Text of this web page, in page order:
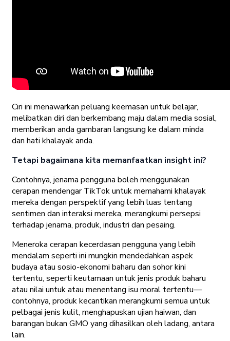
Ciri ini menawarkan peluang keemasan untuk belajar,
melibatkan diri dan berkembang maju dalam media sosial,
memberikan anda gambaran langsung ke dalam minda
dan hati khalayak anda.
Tetapi bagaimana kita memanfaatkan insight ini?
Contohnya, jenama pengguna boleh menggunakan
cerapan mendengar TikTok untuk memahami khalayak
mereka dengan perspektif yang lebih luas tentang
sentimen dan interaksi mereka, merangkumi persepsi
terhadap jenama, produk, industri dan pesaing.
Meneroka cerapan kecerdasan pengguna yang lebih
mendalam seperti ini mungkin mendedahkan aspek
budaya atau sosio-ekonomi baharu dan sohor kini
tertentu, seperti keutamaan untuk jenis produk baharu
atau nilai untuk atau menentang isu moral tertentu—
contohnya, produk kecantikan merangkumi semua untuk
pelbagai jenis kulit, menghapuskan ujian haiwan, dan
barangan bukan GMO yang dihasilkan oleh ladang, antara
lain.